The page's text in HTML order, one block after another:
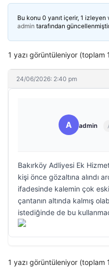
Bu konu 0 yanıt içerir, 1 izleyen
admin tarafından
1 yazı görüntüleniyor (toplam
24/06/2026: 2:40 pm
A admin
Bakırköy Adliyesi Ek
kişi önce gözaltına alındı
ifadesinde kalemin çok
çantanın altında kalmış
istediğinde de bu
1 yazı görüntüleniyor (toplam